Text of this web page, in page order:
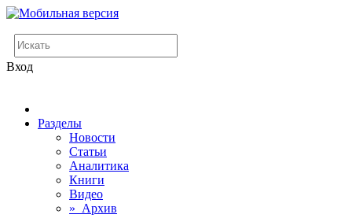
Вход
Разделы
Новости
Статьи
Аналитика
Книги
Видео
» Архив